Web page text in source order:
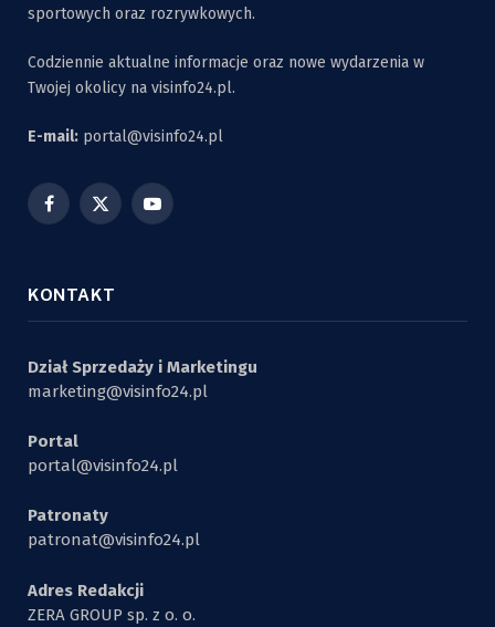
sportowych oraz rozrywkowych.
Codziennie aktualne informacje oraz nowe wydarzenia w
Twojej okolicy na visinfo24.pl.
E-mail: portal@visinfo24.pl
Facebook
X
YouTube
KONTAKT
Dział Sprzedaży i Marketingu
marketing@visinfo24.pl
Portal
portal@visinfo24.pl
Patronaty
patronat@visinfo24.pl
Adres Redakcji
ZERA GROUP sp. z o. o.